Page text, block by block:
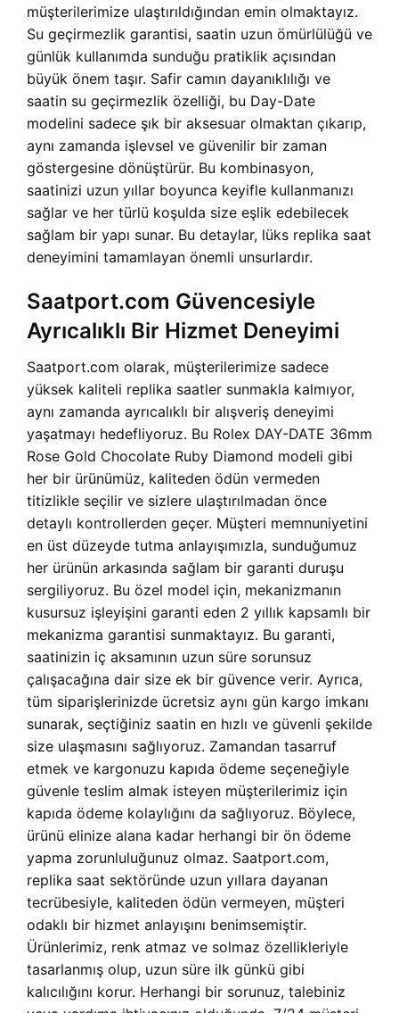
müşterilerimize ulaştırıldığından emin olmaktayız.
Su geçirmezlik garantisi, saatin uzun ömürlülüğü ve
günlük kullanımda sunduğu pratiklik açısından
büyük önem taşır. Safir camın dayanıklılığı ve
saatin su geçirmezlik özelliği, bu Day-Date
modelini sadece şık bir aksesuar olmaktan çıkarıp,
aynı zamanda işlevsel ve güvenilir bir zaman
göstergesine dönüştürür. Bu kombinasyon,
saatinizi uzun yıllar boyunca keyifle kullanmanızı
sağlar ve her türlü koşulda size eşlik edebilecek
sağlam bir yapı sunar. Bu detaylar, lüks replika saat
deneyimini tamamlayan önemli unsurlardır.
Saatport.com Güvencesiyle
Ayrıcalıklı Bir Hizmet Deneyimi
Saatport.com olarak, müşterilerimize sadece
yüksek kaliteli replika saatler sunmakla kalmıyor,
aynı zamanda ayrıcalıklı bir alışveriş deneyimi
yaşatmayı hedefliyoruz. Bu Rolex DAY-DATE 36mm
Rose Gold Chocolate Ruby Diamond modeli gibi
her bir ürünümüz, kaliteden ödün vermeden
titizlikle seçilir ve sizlere ulaştırılmadan önce
detaylı kontrollerden geçer. Müşteri memnuniyetini
en üst düzeyde tutma anlayışımızla, sunduğumuz
her ürünün arkasında sağlam bir garanti duruşu
sergiliyoruz. Bu özel model için, mekanizmanın
kusursuz işleyişini garanti eden 2 yıllık kapsamlı bir
mekanizma garantisi sunmaktayız. Bu garanti,
saatinizin iç aksamının uzun süre sorunsuz
çalışacağına dair size ek bir güvence verir. Ayrıca,
tüm siparişlerinizde ücretsiz aynı gün kargo imkanı
sunarak, seçtiğiniz saatin en hızlı ve güvenli şekilde
size ulaşmasını sağlıyoruz. Zamandan tasarruf
etmek ve kargonuzu kapıda ödeme seçeneğiyle
güvenle teslim almak isteyen müşterilerimiz için
kapıda ödeme kolaylığını da sağlıyoruz. Böylece,
ürünü elinize alana kadar herhangi bir ön ödeme
yapma zorunluluğunuz olmaz. Saatport.com,
replika saat sektöründe uzun yıllara dayanan
tecrübesiyle, kaliteden ödün vermeyen, müşteri
odaklı bir hizmet anlayışını benimsemiştir.
Ürünlerimiz, renk atmaz ve solmaz özellikleriyle
tasarlanmış olup, uzun süre ilk günkü gibi
kalıcılığını korur. Herhangi bir sorunuz, talebiniz